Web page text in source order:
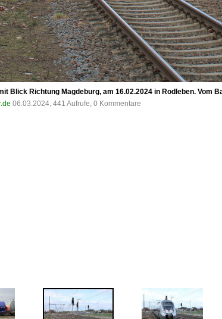
Blick Richtung Magdeburg, am 16.02.2024 in Rodleben. Vom
06.03.2024, 441 Aufrufe, 0 Kommentare